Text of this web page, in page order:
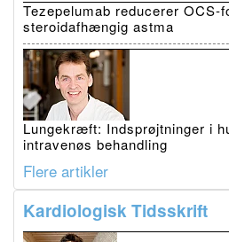
Tezepelumab reducerer OCS-
steroidafhængig astma
Lungekræft: Indsprøjtninger i
intravenøs behandling
Flere artikler
Kardiologisk Tidsskrift